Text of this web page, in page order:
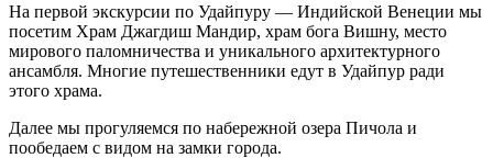
На первой экскурсии по Удайпуру — Индийской Венеции мы
посетим Храм Джагдиш Мандир, храм бога Вишну, место
мирового паломничества и уникального архитектурного
ансамбля. Многие путешественники едут в Удайпур ради
этого храма.
Далее мы прогуляемся по набережной озера Пичола и
пообедаем с видом на замки города.